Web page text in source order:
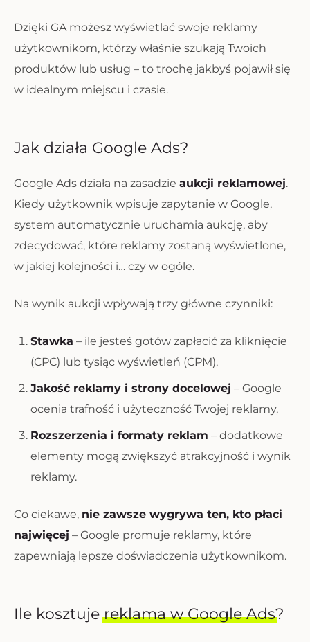
Dzięki GA możesz wyświetlać swoje reklamy
użytkownikom, którzy właśnie szukają Twoich
produktów lub usług – to trochę jakbyś pojawił się
w idealnym miejscu i czasie.
Jak działa Google Ads?
Google Ads działa na zasadzie aukcji reklamowej.
Kiedy użytkownik wpisuje zapytanie w Google,
system automatycznie uruchamia aukcję, aby
zdecydować, które reklamy zostaną wyświetlone,
w jakiej kolejności i… czy w ogóle.
Na wynik aukcji wpływają trzy główne czynniki:
Stawka – ile jesteś gotów zapłacić za kliknięcie
(CPC) lub tysiąc wyświetleń (CPM),
Jakość reklamy i strony docelowej – Google
ocenia trafność i użyteczność Twojej reklamy,
Rozszerzenia i formaty reklam – dodatkowe
elementy mogą zwiększyć atrakcyjność i wynik
reklamy.
Co ciekawe, nie zawsze wygrywa ten, kto płaci
najwięcej – Google promuje reklamy, które
zapewniają lepsze doświadczenia użytkownikom.
Ile kosztujereklama w Google Ads?